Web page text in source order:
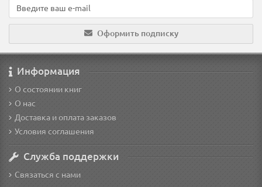
Оформить подписку
Информация
О состоянии книг
О нас
Доставка и оплата заказов
Условия соглашения
Служба поддержки
Связаться с нами